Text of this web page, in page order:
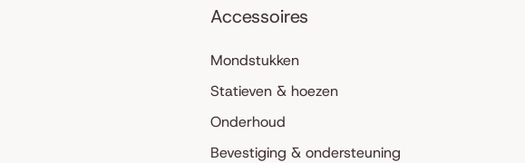
Accessoires
Mondstukken
Statieven & hoezen
Onderhoud
Bevestiging & ondersteuning